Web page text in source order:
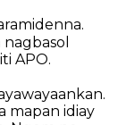
APO.
mapan idiay